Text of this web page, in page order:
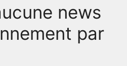
news
par